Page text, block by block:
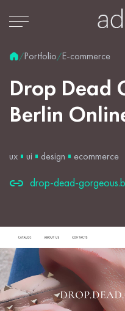
/Portfolio/E-commerce
Drop Dead
Berlin
ux ui design ecommerce
drop-dead-